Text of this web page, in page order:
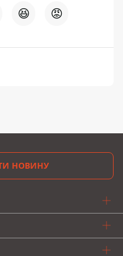
😆 😡
НОВИНУ